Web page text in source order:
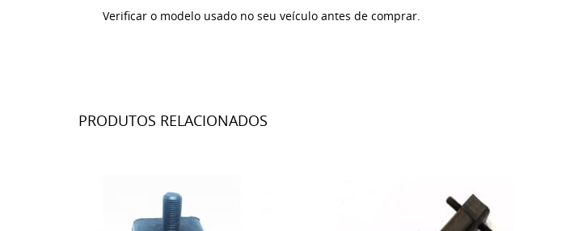
Verificar o modelo usado no seu veículo antes de comprar.
PRODUTOS RELACIONADOS